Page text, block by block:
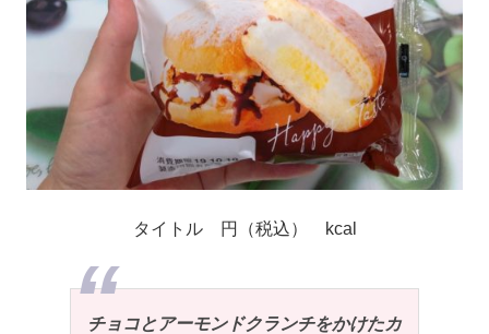
タイトル 円（税込） kcal
チョコとアーモンドクランチをかけたカ